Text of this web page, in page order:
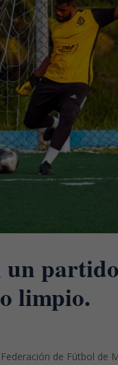
un
limpio.
de Fútbol de